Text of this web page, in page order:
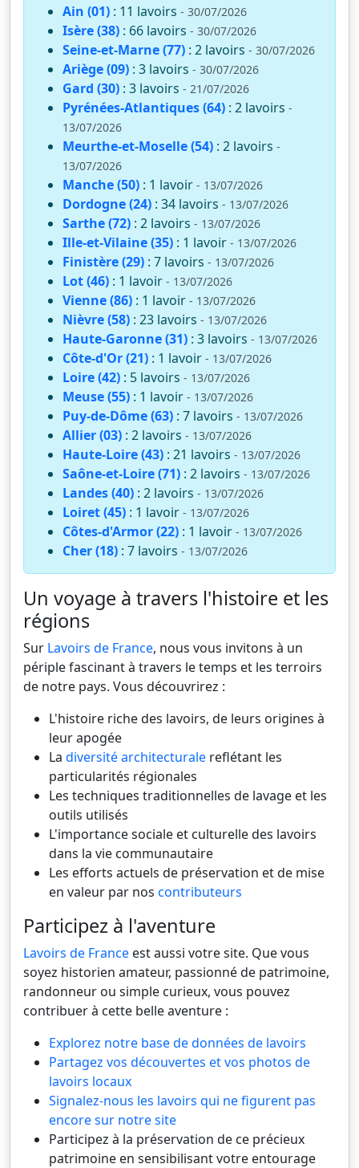
Ain (01) : 11 lavoirs - 30/07/2026
Isère (38) : 66 lavoirs - 30/07/2026
Seine-et-Marne (77) : 2 lavoirs - 30/07/2026
Ariège (09) : 3 lavoirs - 30/07/2026
Gard (30) : 3 lavoirs - 21/07/2026
Pyrénées-Atlantiques (64) : 2 lavoirs -
13/07/2026
Meurthe-et-Moselle (54) : 2 lavoirs -
13/07/2026
Manche (50) : 1 lavoir - 13/07/2026
Dordogne (24) : 34 lavoirs - 13/07/2026
Sarthe (72) : 2 lavoirs - 13/07/2026
Ille-et-Vilaine (35) : 1 lavoir - 13/07/2026
Finistère (29) : 7 lavoirs - 13/07/2026
Lot (46) : 1 lavoir - 13/07/2026
Vienne (86) : 1 lavoir - 13/07/2026
Nièvre (58) : 23 lavoirs - 13/07/2026
Haute-Garonne (31) : 3 lavoirs - 13/07/2026
Côte-d'Or (21) : 1 lavoir - 13/07/2026
Loire (42) : 5 lavoirs - 13/07/2026
Meuse (55) : 1 lavoir - 13/07/2026
Puy-de-Dôme (63) : 7 lavoirs - 13/07/2026
Allier (03) : 2 lavoirs - 13/07/2026
Haute-Loire (43) : 21 lavoirs - 13/07/2026
Saône-et-Loire (71) : 2 lavoirs - 13/07/2026
Landes (40) : 2 lavoirs - 13/07/2026
Loiret (45) : 1 lavoir - 13/07/2026
Côtes-d'Armor (22) : 1 lavoir - 13/07/2026
Cher (18) : 7 lavoirs - 13/07/2026
Un voyage à travers l'histoire et les
régions
Sur Lavoirs de France, nous vous invitons à un
périple fascinant à travers le temps et les terroirs
de notre pays. Vous découvrirez :
L'histoire riche des lavoirs, de leurs origines à
leur apogée
La diversité architecturale reflétant les
particularités régionales
Les techniques traditionnelles de lavage et les
outils utilisés
L'importance sociale et culturelle des lavoirs
dans la vie communautaire
Les efforts actuels de préservation et de mise
en valeur par nos contributeurs
Participez à l'aventure
Lavoirs de France est aussi votre site. Que vous
soyez historien amateur, passionné de patrimoine,
randonneur ou simple curieux, vous pouvez
contribuer à cette belle aventure :
Explorez notre base de données de lavoirs
Partagez vos découvertes et vos photos de
lavoirs locaux
Signalez-nous les lavoirs qui ne figurent pas
encore sur notre site
Participez à la préservation de ce précieux
patrimoine en sensibilisant votre entourage